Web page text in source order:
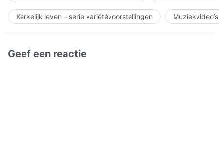
Kerkelijk leven – serie variétévoorstellingen Muziekvideo’s
Geef een reactie